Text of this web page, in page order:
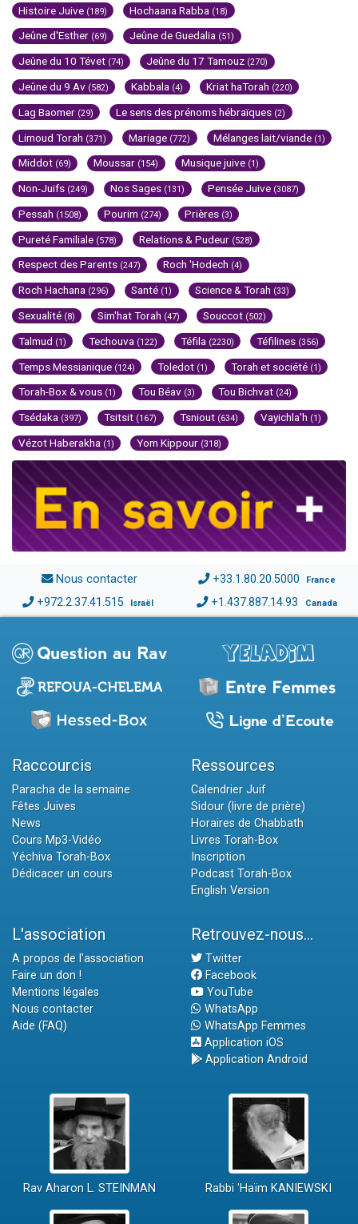
Histoire Juive (189) Hochaana Rabba (18)
Jeûne d'Esther (69) Jeûne de Guedalia (51)
Jeûne du 10 Tévet (74) Jeûne du 17 Tamouz (270)
Jeûne du 9 Av (582) Kabbala (4) Kriat haTorah (220)
Lag Baomer (29) Le sens des prénoms hébraïques (2)
Limoud Torah (371) Mariage (772) Mélanges lait/viande (1)
Middot (69) Moussar (154) Musique juive (1)
Non-Juifs (249) Nos Sages (131) Pensée Juive (3087)
Pessah (1508) Pourim (274) Prières (3)
Pureté Familiale (578) Relations & Pudeur (528)
Respect des Parents (247) Roch 'Hodech (4)
Roch Hachana (296) Santé (1) Science & Torah (33)
Sexualité (8) Sim'hat Torah (47) Souccot (502)
Talmud (1) Techouva (122) Téfila (2230) Téfilines (356)
Temps Messianique (124) Toledot (1) Torah et société (1)
Torah-Box & vous (1) Tou Béav (3) Tou Bichvat (24)
Tsédaka (397) Tsitsit (167) Tsniout (634) Vayichla'h (1)
Vézot Haberakha (1) Yom Kippour (318)
Nous contacter +33.1.80.20.5000 France
+972.2.37.41.515 Israël +1.437.887.14.93 Canada
Raccourcis
Paracha de la semaine
Fêtes Juives
News
Cours Mp3-Vidéo
Yéchiva Torah-Box
Dédicacer un cours
Ressources
Calendrier Juif
Sidour (livre de prière)
Horaires de Chabbath
Livres Torah-Box
Inscription
Podcast Torah-Box
English Version
L'association
A propos de l'association
Faire un don !
Mentions légales
Nous contacter
Aide (FAQ)
Retrouvez-nous...
Twitter
Facebook
YouTube
WhatsApp
WhatsApp Femmes
Application iOS
Application Android
Rav Aharon L. STEINMAN Rabbi 'Haïm KANIEWSKI